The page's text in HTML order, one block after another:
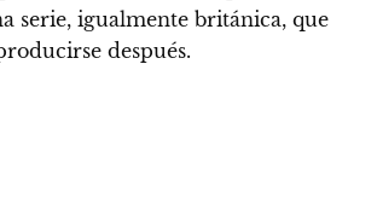
serie, igualmente británica, que
después.